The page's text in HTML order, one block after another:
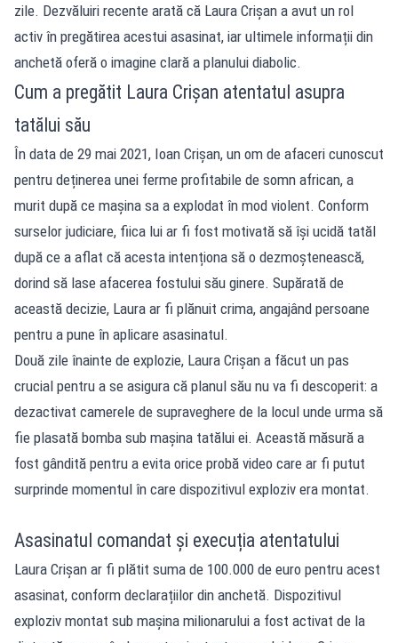
zile. Dezvăluiri recente arată că Laura Crișan a avut un rol
activ în pregătirea acestui asasinat, iar ultimele informații din
anchetă oferă o imagine clară a planului diabolic.
Cum a pregătit Laura Crișan atentatul asupra
tatălui său
În data de 29 mai 2021, Ioan Crișan, un om de afaceri cunoscut
pentru deținerea unei ferme profitabile de somn african, a
murit după ce mașina sa a explodat în mod violent. Conform
surselor judiciare, fiica lui ar fi fost motivată să își ucidă tatăl
după ce a aflat că acesta intenționa să o dezmoștenească,
dorind să lase afacerea fostului său ginere. Supărată de
această decizie, Laura ar fi plănuit crima, angajând persoane
pentru a pune în aplicare asasinatul.
Două zile înainte de explozie, Laura Crișan a făcut un pas
crucial pentru a se asigura că planul său nu va fi descoperit: a
dezactivat camerele de supraveghere de la locul unde urma să
fie plasată bomba sub mașina tatălui ei. Această măsură a
fost gândită pentru a evita orice probă video care ar fi putut
surprinde momentul în care dispozitivul exploziv era montat.
Asasinatul comandat și execuția atentatului
Laura Crișan ar fi plătit suma de 100.000 de euro pentru acest
asasinat, conform declarațiilor din anchetă. Dispozitivul
exploziv montat sub mașina milionarului a fost activat de la